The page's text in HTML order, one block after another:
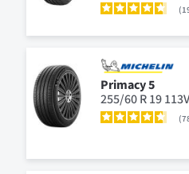
Primacy 5
255/60 R 19